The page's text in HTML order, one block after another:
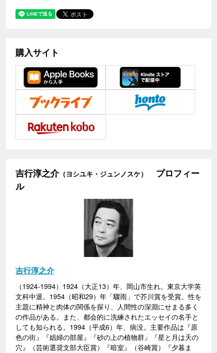
購入サイト
吉行淳之介（ヨシユキ・ジュンノスケ）
プロフィー
ル
吉行淳之介
（1924-1994）1924（大正13）年、岡山市生れ。東京大学英
文科中退。1954（昭和29）年「驟雨」で芥川賞を受賞。性を
主題に精神と肉体の関係を探り、人間性の深淵にせまる多く
の作品がある。また、都会的に洗練されたエッセイの名手と
しても知られる。1994（平成6）年、病没。主要作品は『原
色の街』『娼婦の部屋』『砂の上の植物群』『星と月は天の
穴』（芸術選奨文部大臣賞）『暗室』（谷崎賞）『夕暮ま